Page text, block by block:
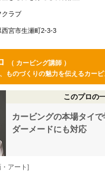
クラブ
西宮市生瀬町2-3-3
（ カービング講師 ）
ものづくりの魅力を伝えるカービ
このプロの
カービングの本場タイ
ダーメードにも対応
アート]